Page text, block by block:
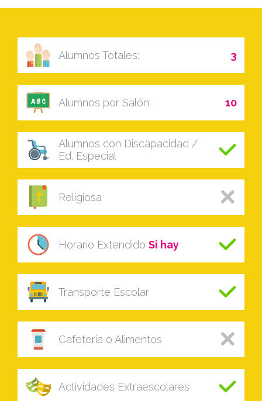
Alumnos Totales: 3
Alumnos por Salón: 10
Alumnos con Discapacidad /
Ed. Especial
Religiosa
Horario Extendido Si hay
Transporte Escolar
Cafetería o Alimentos
Actividades Extraescolares